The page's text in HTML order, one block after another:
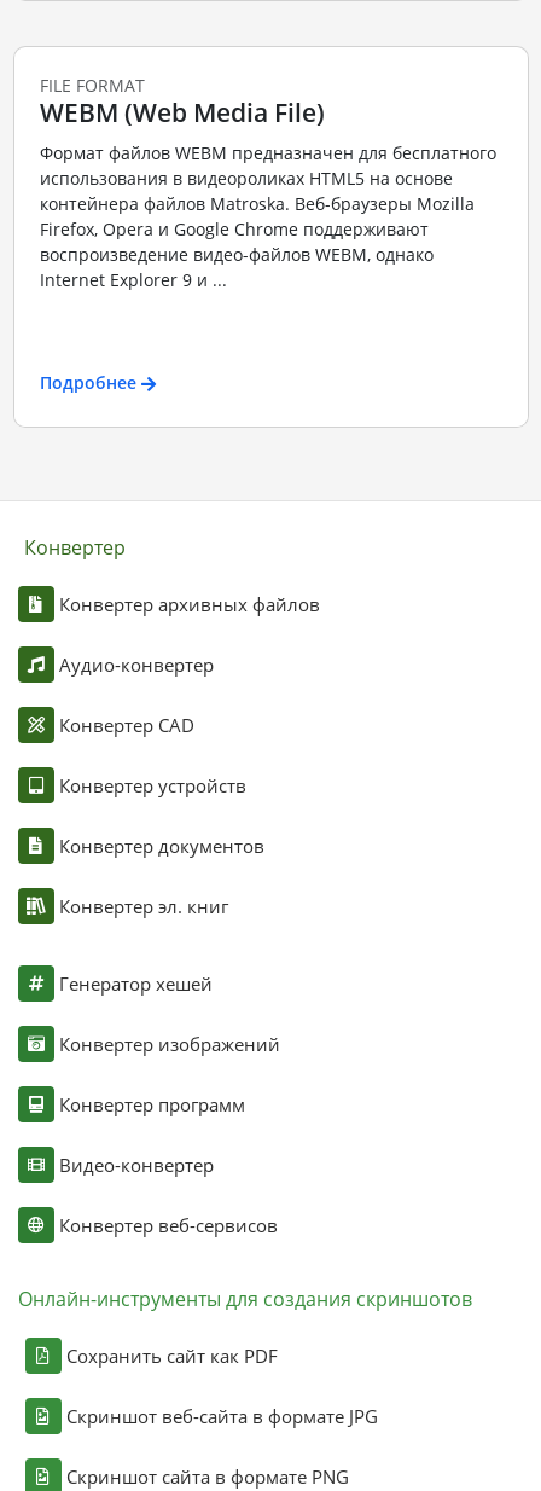
FILE FORMAT
WEBM (Web Media File)
Формат файлов WEBM предназначен для бесплатного
использования в видеороликах HTML5 на основе
контейнера файлов Matroska. Веб-браузеры Mozilla
Firefox, Opera и Google Chrome поддерживают
воспроизведение видео-файлов WEBM, однако
Internet Explorer 9 и ...
Подробнее
Конвертер
Конвертер архивных файлов
Аудио-конвертер
Конвертер CAD
Конвертер устройств
Конвертер документов
Конвертер эл. книг
Генератор хешей
Конвертер изображений
Конвертер программ
Видео-конвертер
Конвертер веб-сервисов
Онлайн-инструменты для создания скриншотов
Сохранить сайт как PDF
Скриншот веб-сайта в формате JPG
Скриншот сайта в формате PNG